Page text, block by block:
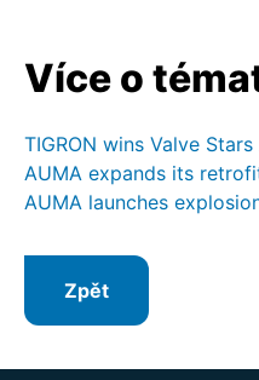
Více o
TIGRON wins Valve
AUMA expands its
AUMA launches
Zpět